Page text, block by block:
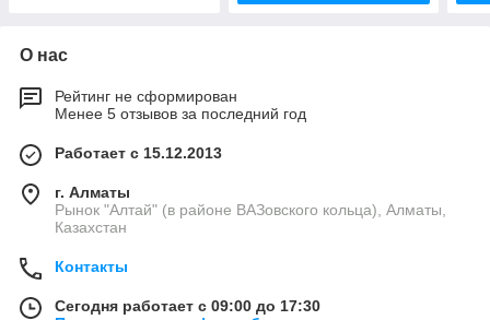
О нас
Рейтинг не сформирован
Менее 5 отзывов за последний год
Работает с 15.12.2013
г. Алматы
Рынок "Алтай" (в районе ВАЗовского кольца), Алматы,
Казахстан
Контакты
Сегодня работает с 09:00 до 17:30